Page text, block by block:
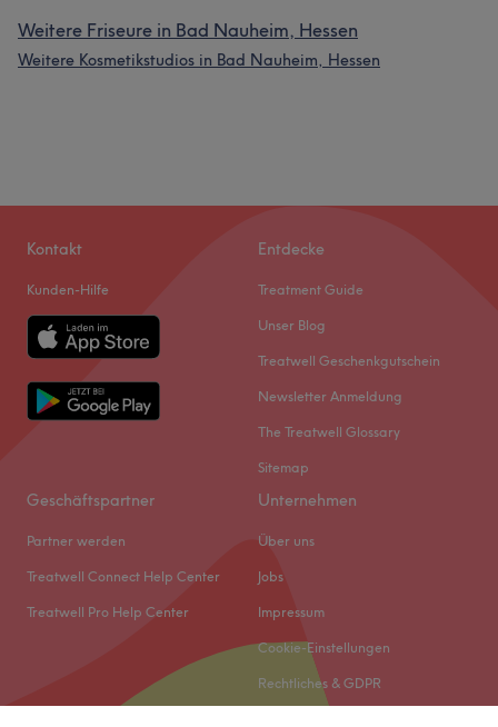
Weitere Friseure in Bad Nauheim, Hessen
Weitere Kosmetikstudios in Bad Nauheim, Hessen
Kontakt
Kunden-Hilfe
Entdecke
Treatment Guide
Unser Blog
Treatwell Geschenkgutschein
Newsletter Anmeldung
The Treatwell Glossary
Sitemap
Geschäftspartner
Partner werden
Treatwell Connect Help Center
Treatwell Pro Help Center
Unternehmen
Über uns
Jobs
Impressum
Cookie-Einstellungen
Rechtliches & GDPR